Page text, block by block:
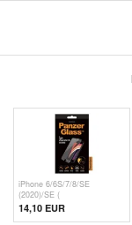
iPhone 6/6S/7/8/SE
(2020)/SE (
14,10 EUR